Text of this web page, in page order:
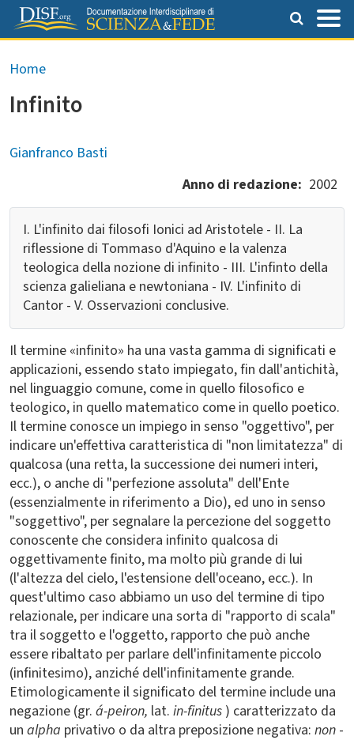
Salta al contenuto principale
Briciole di pane
Home
Infinito
Gianfranco Basti
Anno di redazione
2002
I. L'infinito dai filosofi Ionici ad Aristotele - II. La
riflessione di Tommaso d'Aquino e la valenza
teologica della nozione di infinito - III. L'infinto della
scienza galieliana e newtoniana - IV. L'infinito di
Cantor - V. Osservazioni conclusive.
Il termine «infinito» ha una vasta gamma di significati e
applicazioni, essendo stato impiegato, fin dall'antichità,
nel linguaggio comune, come in quello filosofico e
teologico, in quello matematico come in quello poetico.
Il termine conosce un impiego in senso "oggettivo", per
indicare un'effettiva caratteristica di "non limitatezza" di
qualcosa (una retta, la successione dei numeri interi,
ecc.), o anche di "perfezione assoluta" dell'Ente
(essenzialmente in riferimento a Dio), ed uno in senso
"soggettivo", per segnalare la percezione del soggetto
conoscente che considera infinito qualcosa di
oggettivamente finito, ma molto più grande di lui
(l'altezza del cielo, l'estensione dell'oceano, ecc.). In
quest'ultimo caso abbiamo un uso del termine di tipo
relazionale, per indicare una sorta di "rapporto di scala"
tra il soggetto e l'oggetto, rapporto che può anche
essere ribaltato per parlare dell'infinitamente piccolo
(infinitesimo), anziché dell'infinitamente grande.
Etimologicamente il significato del termine include una
negazione (gr. á-peiron, lat. in-finitus ) caratterizzato da
un alpha privativo o da altra preposizione negativa: non -